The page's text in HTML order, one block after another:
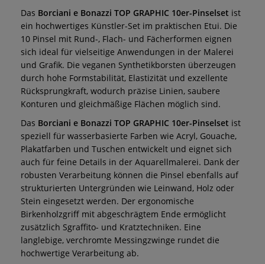
Das Borciani e Bonazzi TOP GRAPHIC 10er-Pinselset ist
ein hochwertiges Künstler-Set im praktischen Etui. Die
10 Pinsel mit Rund-, Flach- und Fächerformen eignen
sich ideal für vielseitige Anwendungen in der Malerei
und Grafik. Die veganen Synthetikborsten überzeugen
durch hohe Formstabilität, Elastizität und exzellente
Rücksprungkraft, wodurch präzise Linien, saubere
Konturen und gleichmäßige Flächen möglich sind.
Das Borciani e Bonazzi TOP GRAPHIC 10er-Pinselset ist
speziell für wasserbasierte Farben wie Acryl, Gouache,
Plakatfarben und Tuschen entwickelt und eignet sich
auch für feine Details in der Aquarellmalerei. Dank der
robusten Verarbeitung können die Pinsel ebenfalls auf
strukturierten Untergründen wie Leinwand, Holz oder
Stein eingesetzt werden. Der ergonomische
Birkenholzgriff mit abgeschrägtem Ende ermöglicht
zusätzlich Sgraffito- und Kratztechniken. Eine
langlebige, verchromte Messingzwinge rundet die
hochwertige Verarbeitung ab.